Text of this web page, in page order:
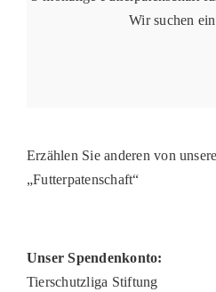
Wir suchen
Erzählen Sie anderen von
„Futterpatenschaft“
Unser Spendenkonto:
Tierschutzliga Stiftung